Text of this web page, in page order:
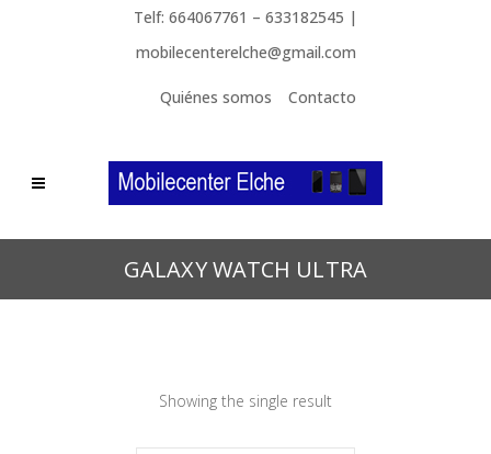
Telf: 664067761 – 633182545 |
mobilecenterelche@gmail.com
Quiénes somos Contacto
GALAXY WATCH ULTRA
Showing the single result